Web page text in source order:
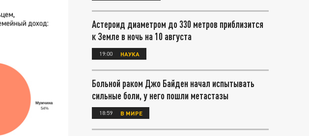
Астероид диаметром до 330 метров приблизится
к Земле в ночь на 10 августа
19:00 НАУКА
Больной раком Джо Байден начал испытывать
сильные боли, у него пошли метастазы
18:59 В МИРЕ